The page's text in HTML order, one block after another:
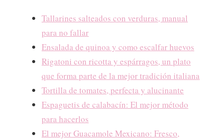
Tallarines salteados con verduras, manual
para no fallar
Ensalada de quinoa y como escalfar huevos
Rigatoni con ricotta y espárragos, un plato
que forma parte de la mejor tradición italiana
Tortilla de tomates, perfecta y alucinante
Espaguetis de calabacín: El mejor método
para hacerlos
El mejor Guacamole Mexicano: Fresco,